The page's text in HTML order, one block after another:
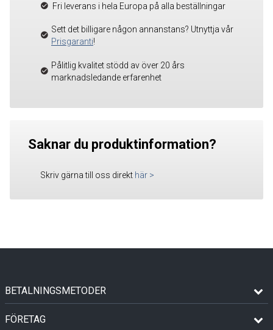
Fri leverans i hela Europa på alla beställningar
Sett det billigare någon annanstans? Utnyttja vår
Prisgaranti!
Pålitlig kvalitet stödd av över 20 års
marknadsledande erfarenhet
Saknar du produktinformation?
Skriv gärna till oss direkt här >
BETALNINGSMETODER
FÖRETAG